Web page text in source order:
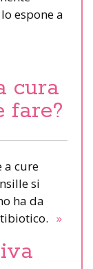
espone a
cura
fare?
a cure
si
ha da
»